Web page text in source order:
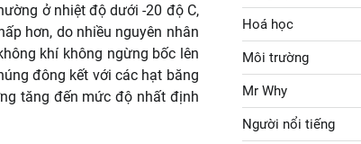
ở nhiệt độ dưới -20 độ C,
hơn, do nhiều nguyên nhân
khí không ngừng bốc lên
đông kết với các hạt băng
tăng đến mức độ nhất định
Hoá học
Môi trường
Mr Why
Người nổi tiếng